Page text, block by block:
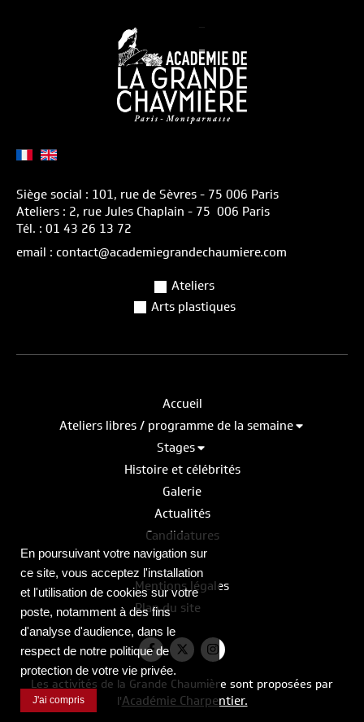
Siège social : 101, rue de Sèvres - 75 006 Paris
Ateliers : 2, rue Jules Chaplain - 75 006 Paris
Tél. : 01 43 26 13 72
email : contact@academiegrandechaumiere.com
Ateliers
Arts plastiques
Accueil
Ateliers libres / programme de la semaine
Stages
Histoire et célébrités
Galerie
Actualités
Candidatures
Mentions légales
Plan du site
Les activités de la Grande Chaumière sont proposées par
l'Académie Charpentier.
En poursuivant votre navigation sur
ce site, vous acceptez l'installation
et l'utilisation de cookies sur votre
poste, notamment à des fins
d'analyse d'audience, dans le
respect de notre politique de
protection de votre vie privée.
J'ai compris